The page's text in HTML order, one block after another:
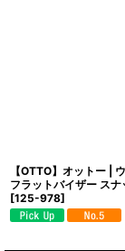
【OTTO】オットー |
フラットバイザー スナ
[125-978]